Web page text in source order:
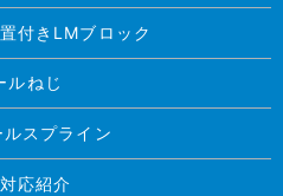
付きLMブロック
ルねじ
スプライン
応紹介